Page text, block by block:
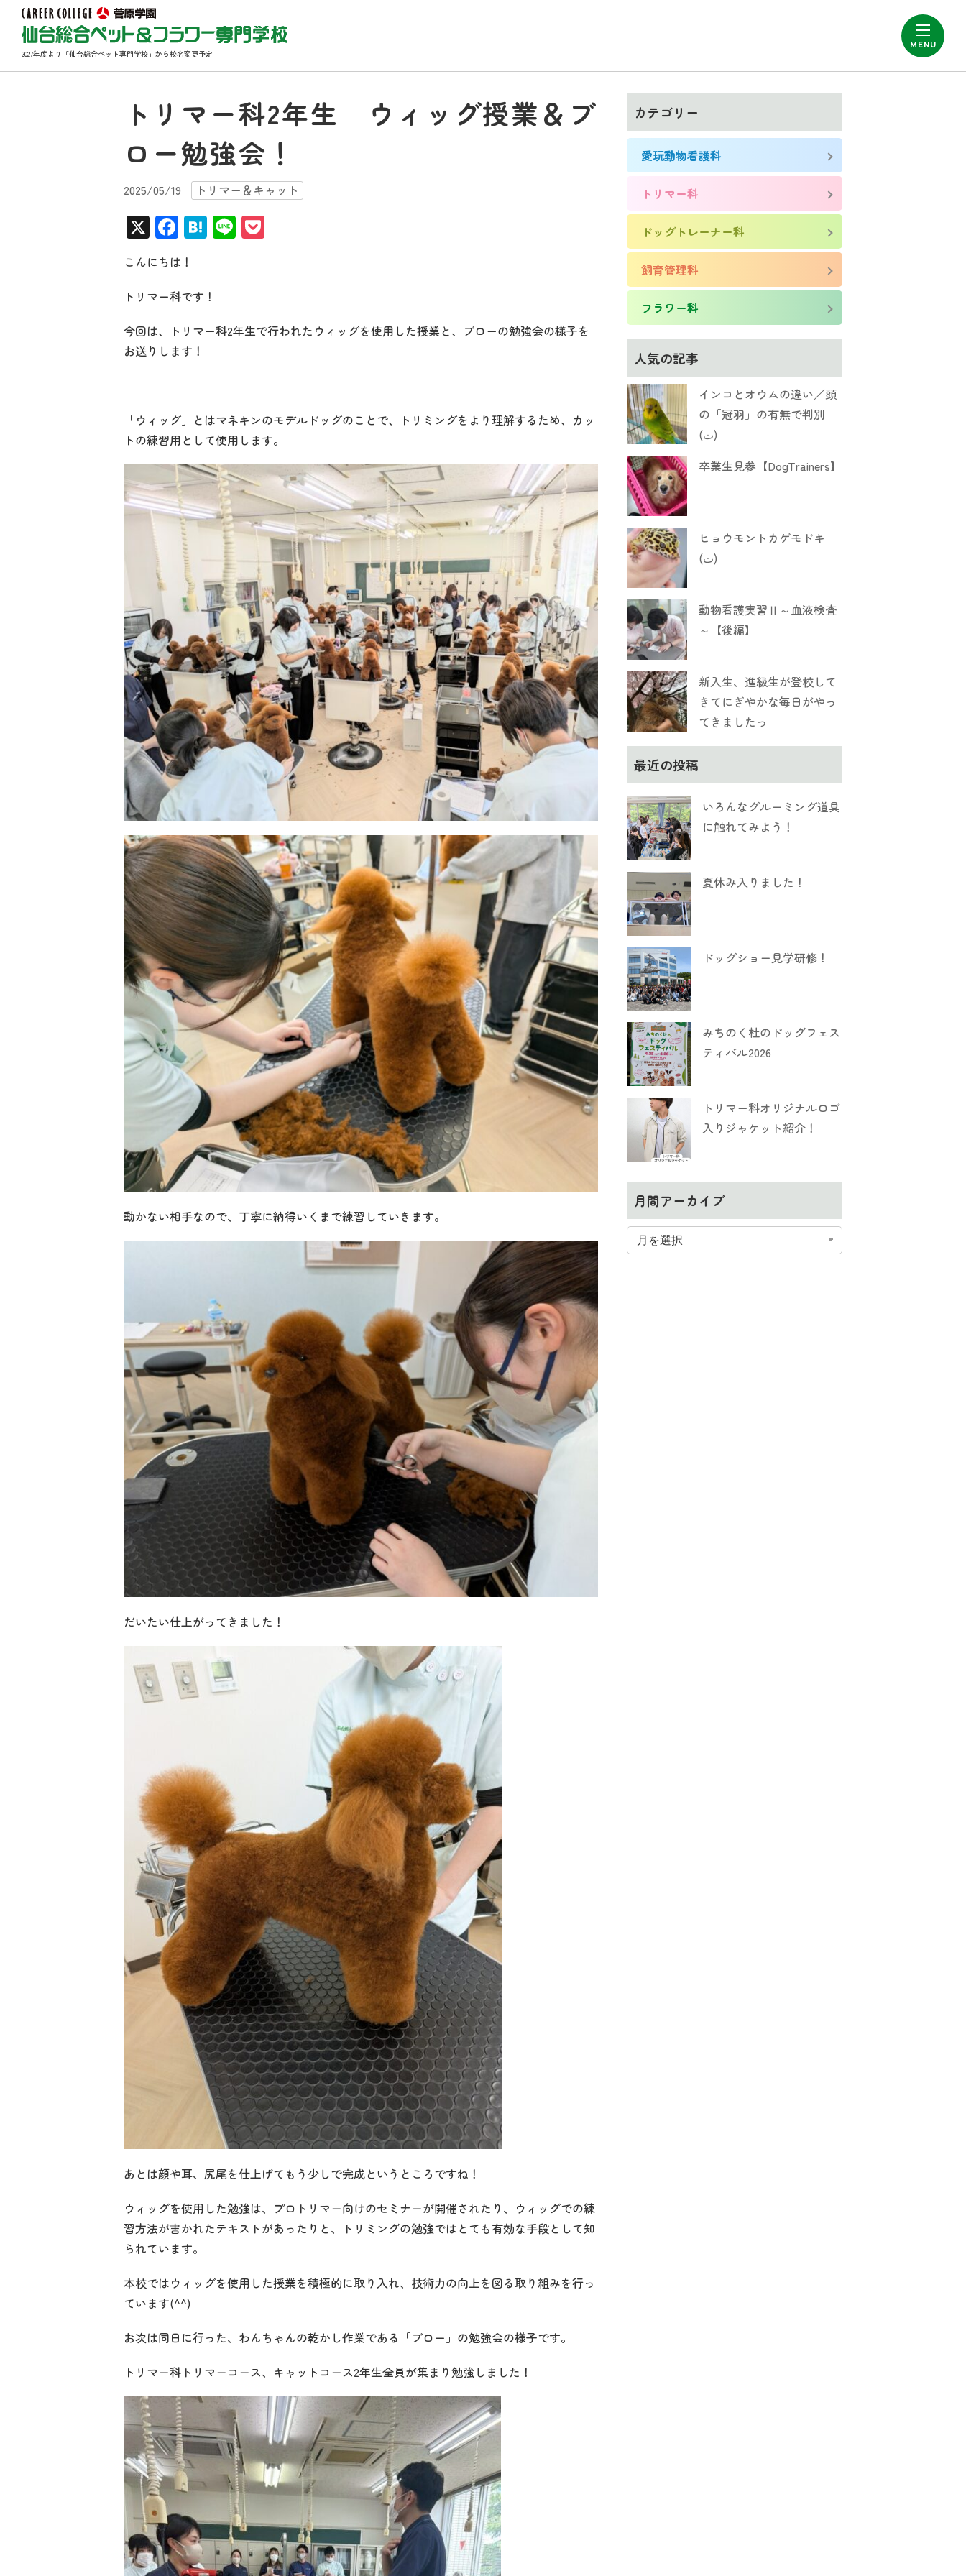
2027年度より「仙台総合ペット専門学校」から校名変更予定
トリマー科2年生 ウィッグ授業＆ブ
ロー勉強会！
2025/05/19 トリマー＆キャット
X Facebook
Hatena
Line
こんにちは！
トリマー科です！
今回は、トリマー科2年生で行われたウィッグを使用した授業と、ブローの勉強会の様子を
お送りします！
「ウィッグ」とはマネキンのモデルドッグのことで、トリミングをより理解するため、カッ
トの練習用として使用します。
動かない相手なので、丁寧に納得いくまで練習していきます。
だいたい仕上がってきました！
あとは顔や耳、尻尾を仕上げてもう少しで完成というところですね！
ウィッグを使用した勉強は、プロトリマー向けのセミナーが開催されたり、ウィッグでの練
習方法が書かれたテキストがあったりと、トリミングの勉強ではとても有効な手段として知
られています。
本校ではウィッグを使用した授業を積極的に取り入れ、技術力の向上を図る取り組みを行っ
ています(^^)
お次は同日に行った、わんちゃんの乾かし作業である「ブロー」の勉強会の様子です。
トリマー科トリマーコース、キャットコース2年生全員が集まり勉強しました！
カテゴリー
愛玩動物看護科
トリマー科
ドッグトレーナー科
飼育管理科
フラワー科
人気の記事
インコとオウムの違い／頭
の「冠羽」の有無で判別
(ت)
卒業生見参【DogTrainers】
ヒョウモントカゲモドキ
(ت)
動物看護実習Ⅱ～血液検査
～【後編】
新入生、進級生が登校して
きてにぎやかな毎日がやっ
てきましたっ
最近の投稿
いろんなグルーミング道具
に触れてみよう！
夏休み入りました！
ドッグショー見学研修！
みちのく杜のドッグフェス
ティバル2026
トリマー科オリジナルロゴ
入りジャケット紹介！
月間アーカイブ